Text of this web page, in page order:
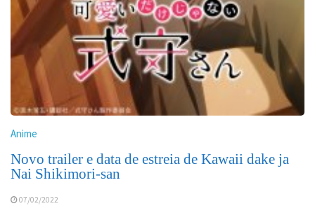
Anime
Novo trailer e data de estreia de Kawaii dake ja
Nai Shikimori-san
07/02/2022